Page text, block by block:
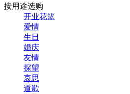
按用途选购
开业花篮
爱情
生日
婚庆
友情
探望
哀思
道歉